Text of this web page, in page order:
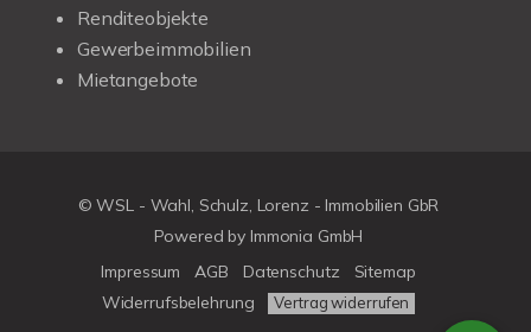
Renditeobjekte
Gewerbeimmobilien
Mietangebote
© WSL - Wahl, Schulz, Lorenz - Immobilien GbR
Powered by Immonia GmbH
Impressum
AGB Datenschutz
Sitemap
Widerrufsbelehrung
Vertrag widerrufen